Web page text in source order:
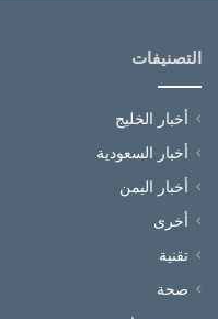
التصنيفات
أخبار الخليج
أخبار السعودية
أخبار اليمن
أخرى
تقنية
صحة